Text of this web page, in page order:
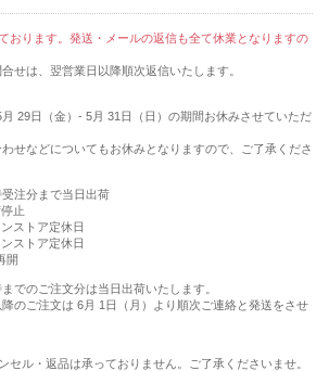
おります。発送・メールの返信も全て休業となりますの
せは、翌営業日以降順次返信いたします。
29日（金）- 5月 31日（日）の期間お休みさせていただ
せなどについてもお休みとなりますので、ご了承くださ
注分まで当日出荷
止
ストア定休日
ストア定休日
開
でのご注文分は当日出荷いたします。
のご注文は 6月 1日（月）より順次ご連絡と発送をさせ
セル・返品は承っておりません。ご了承くださいませ。